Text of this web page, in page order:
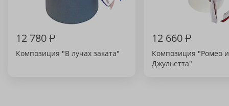
12 780₽
Композиция "В лучах заката"
12 660₽
Композиция "Ромео и
Джульетта"